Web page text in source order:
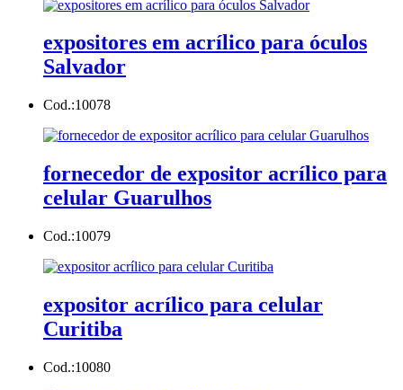
expositores em acrílico para óculos
Salvador
Cod.:10078
fornecedor de expositor acrílico para
celular Guarulhos
Cod.:10079
expositor acrílico para celular
Curitiba
Cod.:10080